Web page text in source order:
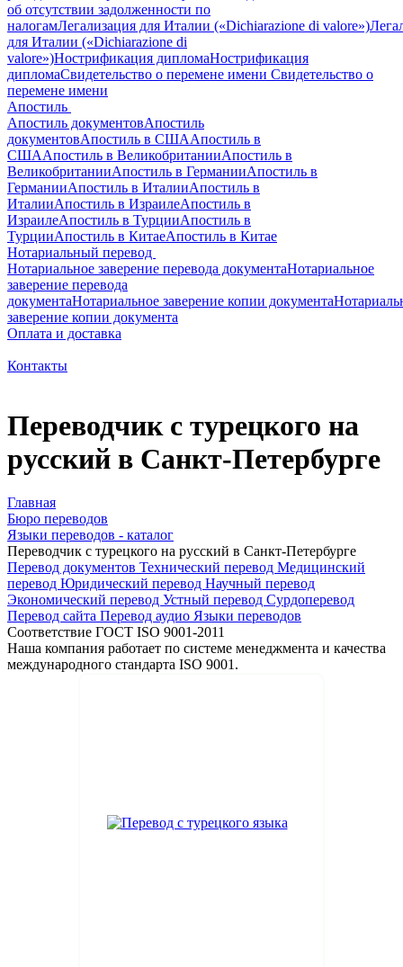
об отсутствии задолженности по
налогамЛегализация для Италии («Dichiarazione di valore»)
для Италии («Dichiarazione di
valore»)Нострификация дипломаНострификация
дипломаСвидетельство о перемене имени Свидетельство о
перемене имени
Апостиль
Апостиль документовАпостиль
документовАпостиль в СШААпостиль в
СШААпостиль в ВеликобританииАпостиль в
ВеликобританииАпостиль в ГерманииАпостиль в
ГерманииАпостиль в ИталииАпостиль в
ИталииАпостиль в ИзраилеАпостиль в
ИзраилеАпостиль в ТурцииАпостиль в
ТурцииАпостиль в КитаеАпостиль в Китае
Нотариальный перевод
Нотариальное заверение перевода документаНотариальное
заверение перевода
документаНотариальное заверение копии документа
заверение копии документа
Оплата и доставка
Контакты
Переводчик с турецкого на
русский в Санкт-Петербурге
Главная
Бюро переводов
Языки переводов - каталог
Переводчик с турецкого на русский в Санкт-Петербурге
Перевод документов Технический перевод Медицинский
перевод Юридический перевод Научный перевод
Экономический перевод Устный перевод Сурдоперевод
Перевод сайта Перевод аудио Языки переводов
Соответствие ГОСТ ISO 9001-2011
Наша компания работает по системе менеджмента и качества
международного стандарта ISO 9001.